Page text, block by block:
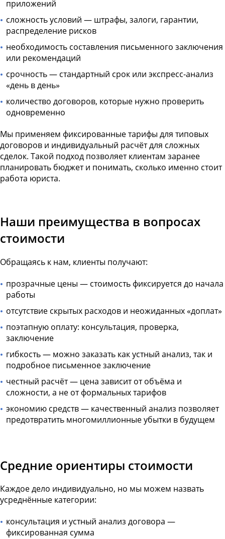
приложений
сложность условий — штрафы, залоги, гарантии,
распределение рисков
необходимость составления письменного заключения
или рекомендаций
срочность — стандартный срок или экспресс-анализ
«день в день»
количество договоров, которые нужно проверить
одновременно
Мы применяем фиксированные тарифы для типовых
договоров и индивидуальный расчёт для сложных
сделок. Такой подход позволяет клиентам заранее
планировать бюджет и понимать, сколько именно стоит
работа юриста.
Наши преимущества в вопросах
стоимости
Обращаясь к нам, клиенты получают:
прозрачные цены — стоимость фиксируется до начала
работы
отсутствие скрытых расходов и неожиданных «доплат»
поэтапную оплату: консультация, проверка,
заключение
гибкость — можно заказать как устный анализ, так и
подробное письменное заключение
честный расчёт — цена зависит от объёма и
сложности, а не от формальных тарифов
экономию средств — качественный анализ позволяет
предотвратить многомиллионные убытки в будущем
Средние ориентиры стоимости
Каждое дело индивидуально, но мы можем назвать
усреднённые категории:
консультация и устный анализ договора —
фиксированная сумма